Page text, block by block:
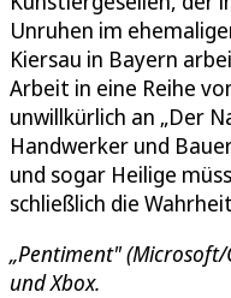
Unruhen im
Kiersau in Bayern
Arbeit in eine Reihe
unwillkürlich an „Der
Handwerker und
und sogar Heilige
schließlich die
„Pentiment" (Microsoft/
und Xbox.